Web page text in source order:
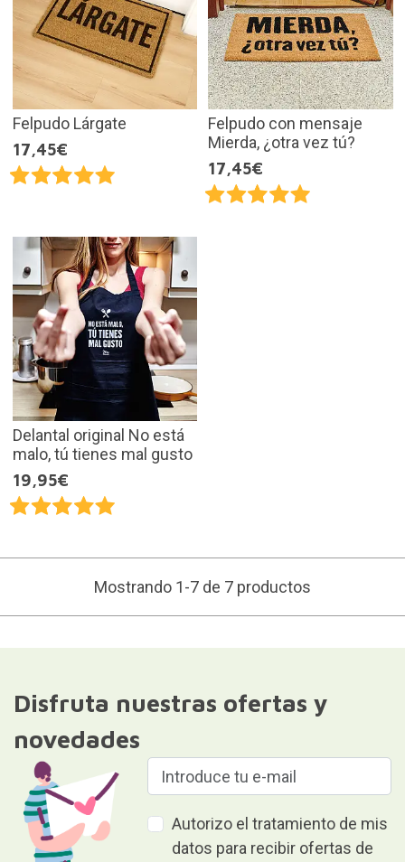
Felpudo Lárgate
17,45€
Felpudo con mensaje
Mierda, ¿otra vez tú?
17,45€
Delantal original No está
malo, tú tienes mal gusto
19,95€
Mostrando 1-7 de 7 productos
Disfruta nuestras ofertas y
novedades
Autorizo el tratamiento de mis
datos para recibir ofertas de